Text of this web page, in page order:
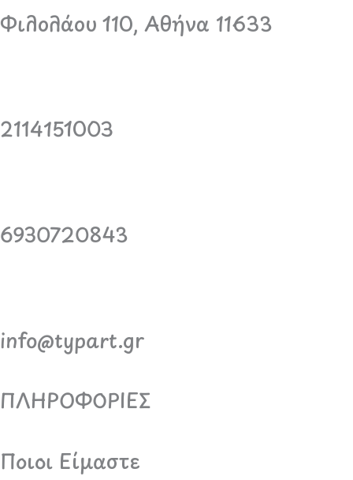
Φιλολάου 110, Αθήνα 11633
2114151003
6930720843
info@typart.gr
ΠΛΗΡΟΦΟΡΙΕΣ
Ποιοι Είμαστε